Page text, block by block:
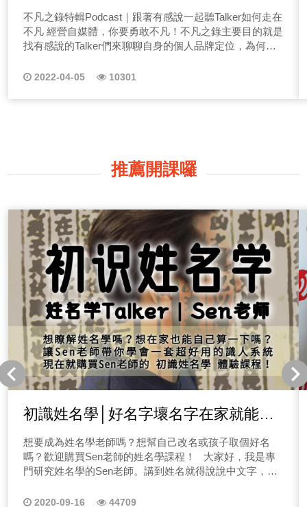
態有哪些！要創業就別怕大家覺得你很
怪，勇敢不凡吧~
不凡之錄特輯Podcast｜跟著有感說一起聽Talker如何走在
不凡 經營自媒體，你要勇敢不凡！不凡之錄主要目的就是
找有感說的Talker們來聊聊自身的個人品牌定位，為何會
當Talker？你的理想藍圖是什麼！？ 在經營事業、個人
我價值呢？營養乾貨都在不凡之錄特輯中唷！(備註：想收
數，那塔羅師迷你為什麼會選擇在有感說開啟她的自媒體
經營呢？她又是如何在紅海市場中找到定位脫穎而出呢？
求也日漸興盛，但不管需求多大，往往在市場成熟的狀況
下皆會小於供給，那Alice在面對這樣的環境下，如何靠經
營自己闖出一片天？ 不凡之錄特輯｜自媒體經營先找到
堅持動力，創造導師Cherrie(前往) 創造導師在做什麼呢？
幫你堅持著改變自己！對我們來說要經營一個事業，你必
須跳脫舒適圈，對抗迎面而來的壓力，還有解開多年沉澱
在內心深處的心結，你才有可能在灰燼中找到新生！想改
2022-04-05 10301
推薦開課囉
初識姓名學│好名字壞名字在家就能自
己算
想要成為姓名學老師嗎？想幫自己改名或孩子取個好名
嗎？歡迎購買Sen老師的姓名學課程！ 大家好，我是專
門研究姓名學的Sen老師。講到姓名就得說說中文字，也
精隨，每個字都有其本身的力量與靈魂。 明白姓名學有什
2020-09-16 44709